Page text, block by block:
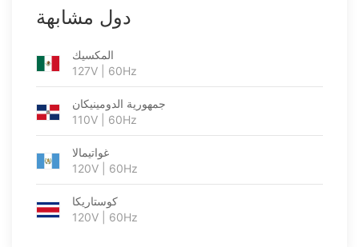
دول مشابهة
المكسيك
127V | 60Hz
جمهورية الدومينيكان
110V | 60Hz
غواتيمالا
120V | 60Hz
كوستاريكا
120V | 60Hz